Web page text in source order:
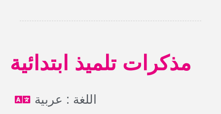
مذكرات تلميذ ابتدائية
اللغة : عربية